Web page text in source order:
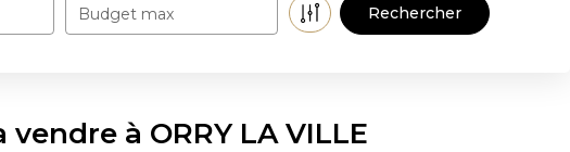
Budget max
à ORRY LA VILLE